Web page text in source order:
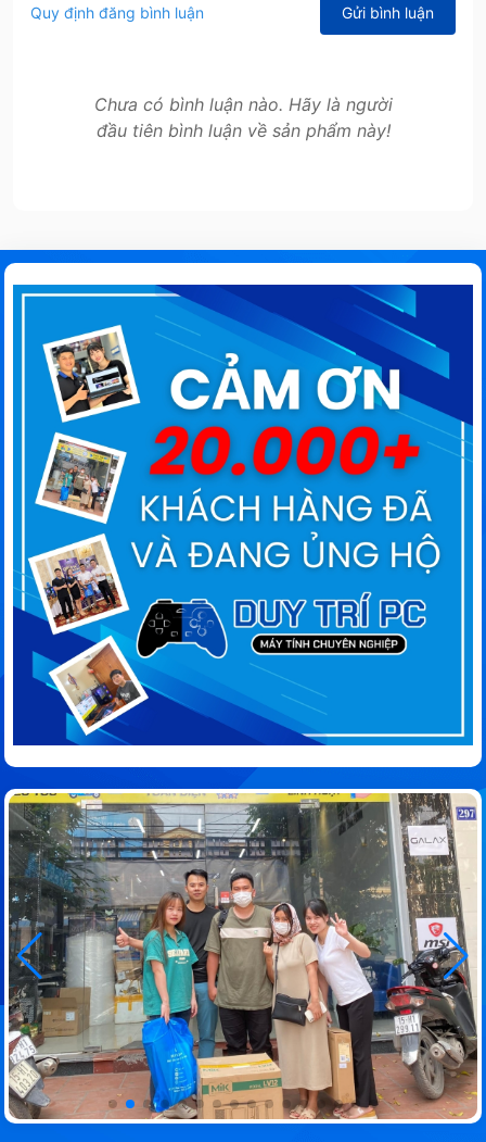
Quy định đăng bình luận Gửi bình luận
Chưa có bình luận nào. Hãy là người
đầu tiên bình luận về sản phẩm này!